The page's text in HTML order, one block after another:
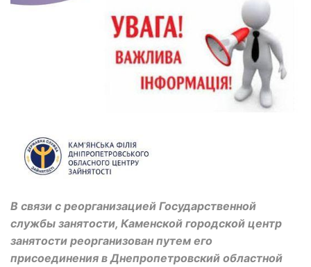
В связи с реорганизацией Государственной
службы занятости, Каменской городской центр
занятости реорганизован путем его
присоединения в Днепропетровский областной